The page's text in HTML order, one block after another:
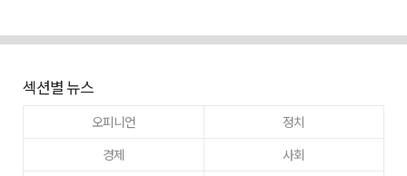
섹션별 뉴스
오피니언
정치
경제
사회